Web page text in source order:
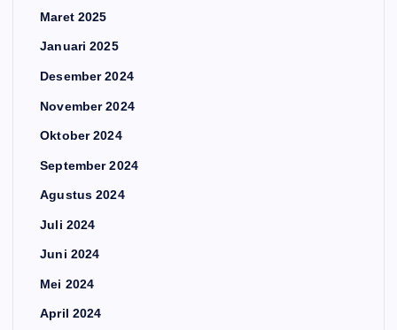
Maret 2025
Januari 2025
Desember 2024
November 2024
Oktober 2024
September 2024
Agustus 2024
Juli 2024
Juni 2024
Mei 2024
April 2024